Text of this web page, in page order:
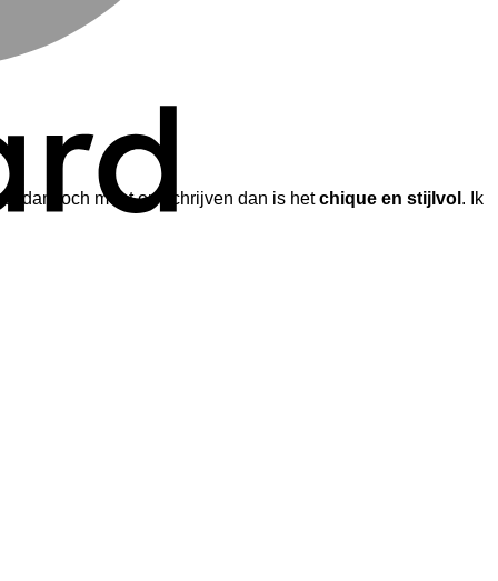
dan toch moet omschrijven dan is hetchique en stijlvol . Ik